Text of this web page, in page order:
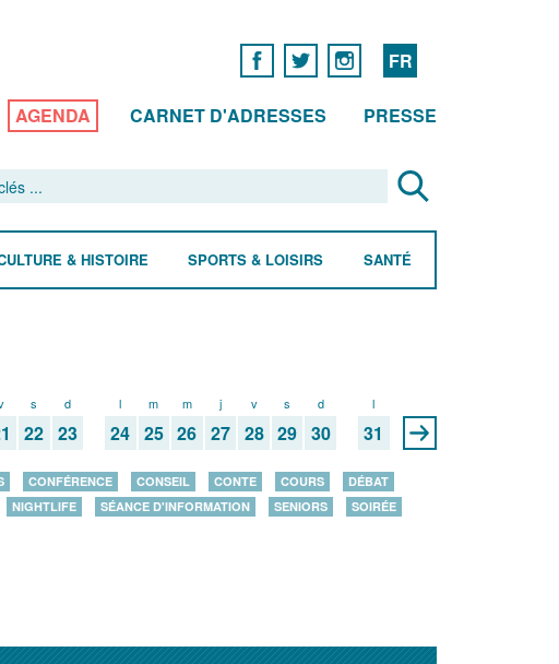
FR
AGENDA CARNET D'ADRESSES PRESSE
& HISTOIRE SPORTS & LOISIRS SANTÉ
s
22
d
23
l
24
m
25
m
26
j
27
v
28
s
29
d
30
l
31
CONFÉRENCE CONSEIL CONTE COURS
DÉBAT
NIGHTLIFE SÉANCE D'INFORMATION SENIORS
SOIRÉE